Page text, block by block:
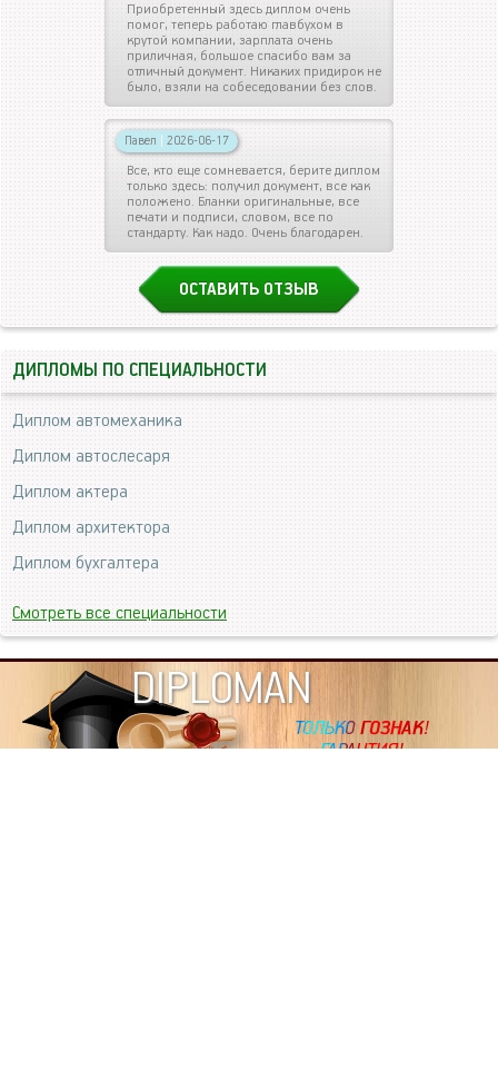
Приобретенный здесь диплом очень
помог, теперь работаю главбухом в
крутой компании, зарплата очень
приличная, большое спасибо вам за
отличный документ. Никаких придирок не
было, взяли на собеседовании без слов.
Павел | 2026-06-17
Все, кто еще сомневается, берите диплом
только здесь: получил документ, все как
положено. Бланки оригинальные, все
печати и подписи, словом, все по
стандарту. Как надо. Очень благодарен.
ОСТАВИТЬ ОТЗЫВ
ДИПЛОМЫ ПО СПЕЦИАЛЬНОСТИ
Диплом автомеханика
Диплом автослесаря
Диплом актера
Диплом архитектора
Диплом бухгалтера
Смотреть все специальности
DIPLOMAN